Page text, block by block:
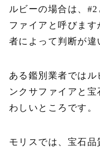
ルビーの場合は、
ファイアと呼びま
者によって判断が違
ある鑑別業者では
ンクサファイアと
わしいところです。
モリスでは、宝石